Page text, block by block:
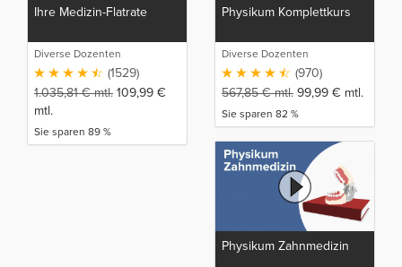
Ihre Medizin-Flatrate
Diverse Dozenten
(1529)
1.035,81€mtl. 109,99 €
mtl.
Sie sparen 89 %
Physikum Komplettkurs
Diverse Dozenten
(970)
567,85€mtl. 99,99 € mtl.
Sie sparen 82 %
Physikum Zahnmedizin